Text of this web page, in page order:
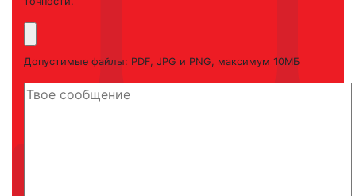
Допустимые файлы: PDF, JPG и PNG, максимум 10МБ